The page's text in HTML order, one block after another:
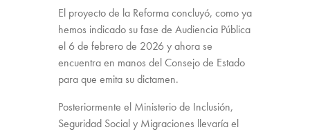
El proyecto de la Reforma concluyó, como ya
hemos indicado su fase de Audiencia Pública
el 6 de febrero de 2026 y ahora se
encuentra en manos del Consejo de Estado
para que emita su dictamen.
Posteriormente el Ministerio de Inclusión,
Seguridad Social y Migraciones llevaría el